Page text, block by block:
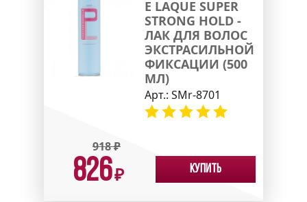
E LAQUE SUPER
STRONG HOLD -
ЛАК ДЛЯ ВОЛОС
ЭКСТРАСИЛЬНОЙ
ФИКСАЦИИ (500
МЛ)
Арт.: SMr-8701
918₽
826₽ Купить